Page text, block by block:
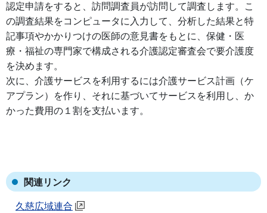
認定申請をすると、訪問調査員が訪問して調査します。こ
の調査結果をコンピュータに入力して、分析した結果と特
記事項やかかりつけの医師の意見書をもとに、保健・医
療・福祉の専門家で構成される介護認定審査会で要介護度
を決めます。
次に、介護サービスを利用するには介護サービス計画（ケ
アプラン）を作り、それに基づいてサービスを利用し、か
かった費用の１割を支払います。
関連リンク
久慈広域連合